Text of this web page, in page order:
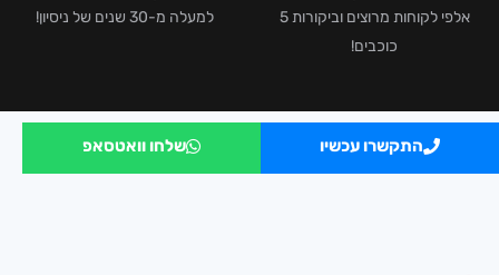
אלפי לקוחות מרוצים וביקורות 5
כוכבים!
למעלה מ-30 שנים של ניסיון!
התקשרו עכשיו שלחו וואטסאפ